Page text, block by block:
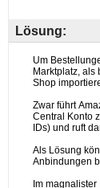
Lösung: